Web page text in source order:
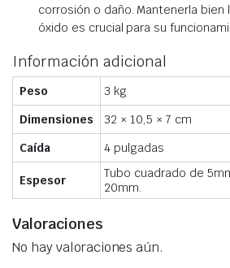
corrosión o daño. Mantenerla bien
óxido es crucial para su
Información adicional
Peso
3 kg
Dimensiones
32 × 10,5 × 7 cm
Caída
4 pulgadas
Espesor
Tubo cuadrado de
20mm.
Valoraciones
No hay valoraciones aún.